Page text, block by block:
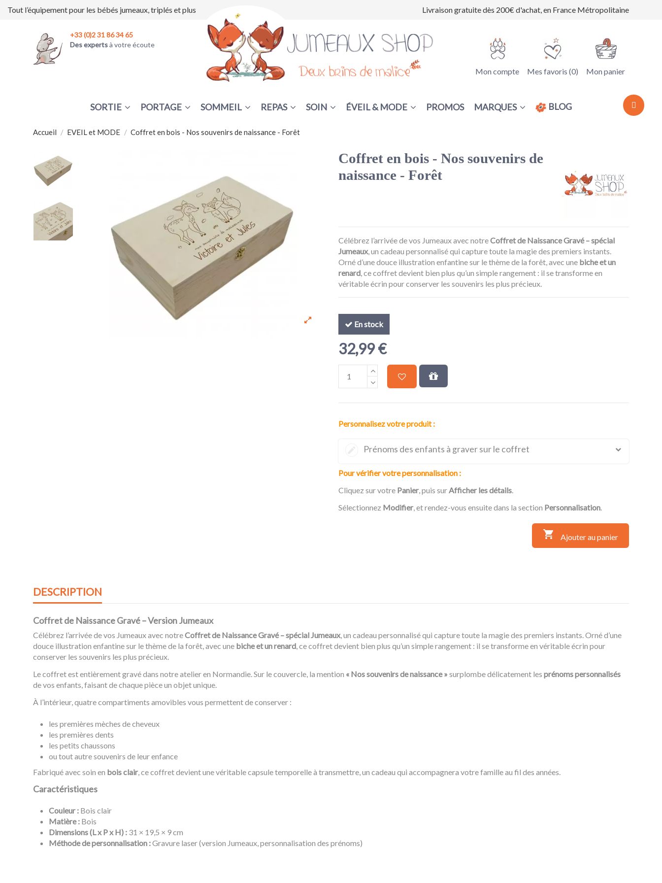
Tout l’équipement pour les bébés jumeaux, triplés et plus Livraison gratuite dès 200€ d'achat, en France Métropolitaine
Mon compte Mes favoris (0) Mon panier
+33 (0)2 31 86 34 65
Des expertsà votre écoute
SORTIE PORTAGE SOMMEIL REPAS SOIN ÉVEIL & MODE PROMOS MARQUES BLOG
Accueil EVEIL et MODE Coffret en bois - Nos souvenirs de naissance - Forêt
Coffret en bois - Nos souvenirs de
naissance - Forêt
Célébrez l’arrivée de vos Jumeaux avec notreCoffret de Naissance Gravé – spécial
Jumeaux, un cadeau personnalisé qui capture toute la magie des premiers instants.
Orné d’une douce illustration enfantine sur le thème de la forêt, avec une biche et un
renard, ce coffret devient bien plus qu’un simple rangement : il se transforme en
véritable écrin pour conserver les souvenirs les plus précieux.
En stock
32,99 €
Personnalisez votre produit :
Prénoms des enfants à graver sur le coffret
Pour vérifier votre personnalisation :
Cliquez sur votre Panier, puis surAfficher les détails.
Sélectionnez Modifier, et rendez-vous ensuite dans la section Personnalisation.
 Ajouter au panier
DESCRIPTION
Coffret de Naissance Gravé – Version Jumeaux
Célébrez l’arrivée de vos Jumeaux avec notreCoffret de Naissance Gravé – spécial Jumeaux, un cadeau personnalisé qui capture toute la magie des premiers instants. Orné d’une
douce illustration enfantine sur le thème de la forêt, avec une biche et un renard, ce coffret devient bien plus qu’un simple rangement : il se transforme en véritable écrin pour
conserver les souvenirs les plus précieux.
Le coffret est entièrement gravé dans notre atelier en Normandie. Sur le couvercle, la mention « Nos souvenirs de naissance » surplombe délicatement les prénoms personnalisés
de vos enfants, faisant de chaque pièce un objet unique.
À l’intérieur, quatre compartiments amovibles vous permettent de conserver :
les premières mèches de cheveux
les premières dents
les petits chaussons
ou tout autre souvenirs de leur enfance
Fabriqué avec soin en bois clair, ce coffret devient une véritable capsule temporelle à transmettre, un cadeau qui accompagnera votre famille au fil des années.
Caractéristiques
Couleur : Bois clair
Matière : Bois
Dimensions (L x P x H) : 31 × 19,5 × 9 cm
Méthode de personnalisation :Gravure laser (version Jumeaux, personnalisation des prénoms)